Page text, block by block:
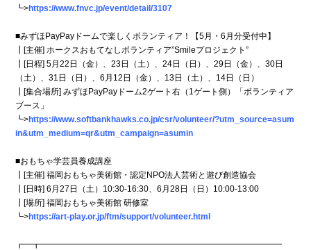
┗>https://www.fnvc.jp/event/detail/3107
■みずほPayPayドームで楽しくボランティア！【5月・6月分受付中】
┃[主催] ホークスおもてなしボランティア”Smileプロジェクト”
┃[日程] 5月22日（金）、23日（土）、24日（日）、29日（金）、30日
（土）、31日（日）、6月12日（金）、13日（土）、14日（日）
┃[集合場所] みずほPayPayドーム2ゲート右（1ゲート側）「ボランティア
ブース」
┗>https://www.softbankhawks.co.jp/csr/volunteer/?utm_source=asum
in&utm_medium=qr&utm_campaign=asumin
■おもちゃ学芸員養成講座
┃[主催] 福岡おもちゃ美術館・認定NPO法人芸術と遊び創造協会
┃[日時] 6月27日（土）10:30-16:30、6月28日（日）10:00-13:00
┃[場所] 福岡おもちゃ美術館 研修室
┗>https://art-play.or.jp/ftm/support/volunteer.html
┏━┳━━━━━━━━━━━━━━━━━━━━━━━━━━━━━